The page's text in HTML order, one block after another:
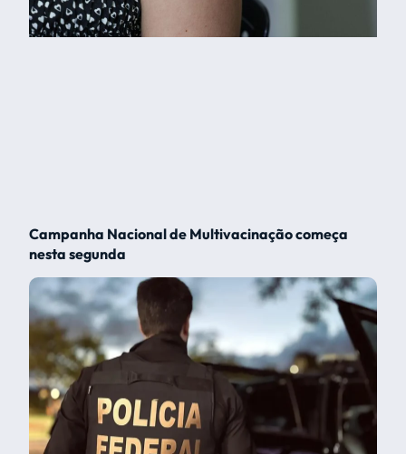
Campanha Nacional de Multivacinação começa
nesta segunda